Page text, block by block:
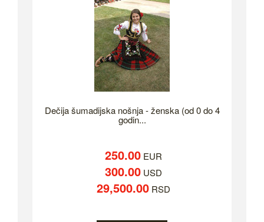
Dečija šumadijska nošnja - ženska (od 0 do 4
godin...
250.00 EUR
300.00 USD
29,500.00 RSD